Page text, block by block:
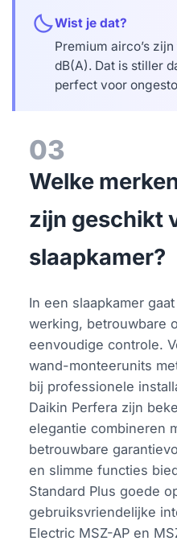
bedtimeWist je dat?
Premium airco’s zijn
dB(A). Dat is stiller
perfect voor
03
Welke
zijn geschikt
slaapkamer?
In een slaapkamer
werking, betrouwbare
eenvoudige controle.
wand-monteerunits
bij professionele
Daikin Perfera zijn
elegantie combineren
betrouwbare
en slimme functies
Standard Plus goede
gebruiksvriendelijke
Electric MSZ-AP en